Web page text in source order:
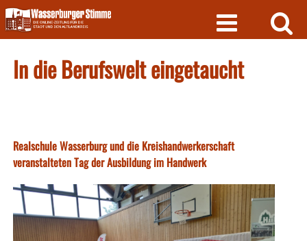
Skip
to
content
In die Berufswelt eingetaucht
Realschule Wasserburg und die Kreishandwerkerschaft
veranstalteten Tag der Ausbildung im Handwerk